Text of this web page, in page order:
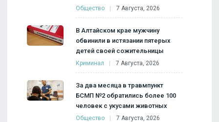
Общество 7 Августа, 2026
В Алтайском крае мужчину
обвинили в истязании пятерых
детей своей сожительницы
Криминал 7 Августа, 2026
За два месяца в травмпункт
БСМП №2 обратились более 100
человек с укусами животных
Общество 7 Августа, 2026